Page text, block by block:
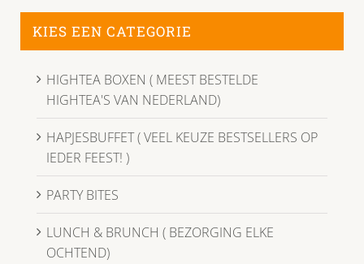
KIES EEN CATEGORIE
HIGHTEA BOXEN ( MEEST BESTELDE
HIGHTEA'S VAN NEDERLAND)
HAPJESBUFFET ( VEEL KEUZE BESTSELLERS OP
IEDER FEEST! )
PARTY BITES
LUNCH & BRUNCH ( BEZORGING ELKE
OCHTEND)